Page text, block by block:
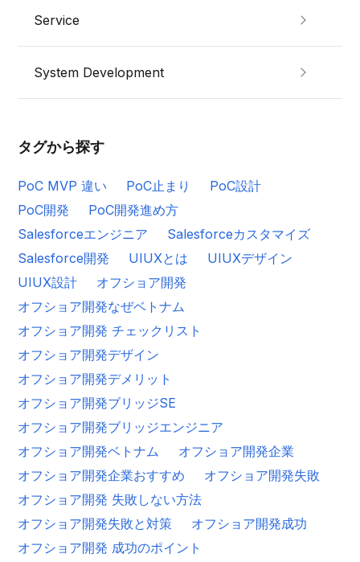
Service
System Development
タグから探す
PoC MVP 違い PoC止まり
PoC設計
PoC開発
PoC開発進め方
Salesforceエンジニア
Salesforceカスタマイズ
Salesforce開発
UIUXとは
UIUXデザイン
UIUX設計
オフショア開発
オフショア開発なぜベトナム
オフショア開発 チェックリスト
オフショア開発デザイン
オフショア開発デメリット
オフショア開発ブリッジSE
オフショア開発ブリッジエンジニア
オフショア開発ベトナム
オフショア開発企業
オフショア開発企業おすすめ
オフショア開発失敗
オフショア開発 失敗しない方法
オフショア開発失敗と対策
オフショア開発成功
オフショア開発 成功のポイント